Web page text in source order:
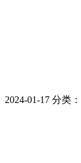
2024-01-17 分类：